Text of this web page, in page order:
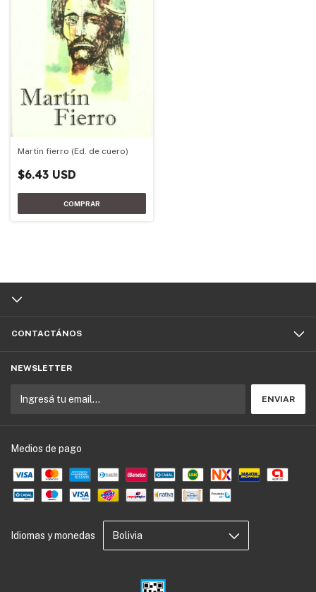
Martin fierro (Ed. de cuero)
$6.43 USD
CONTACTÁNOS
NEWSLETTER
Medios de pago
Idiomas y monedas